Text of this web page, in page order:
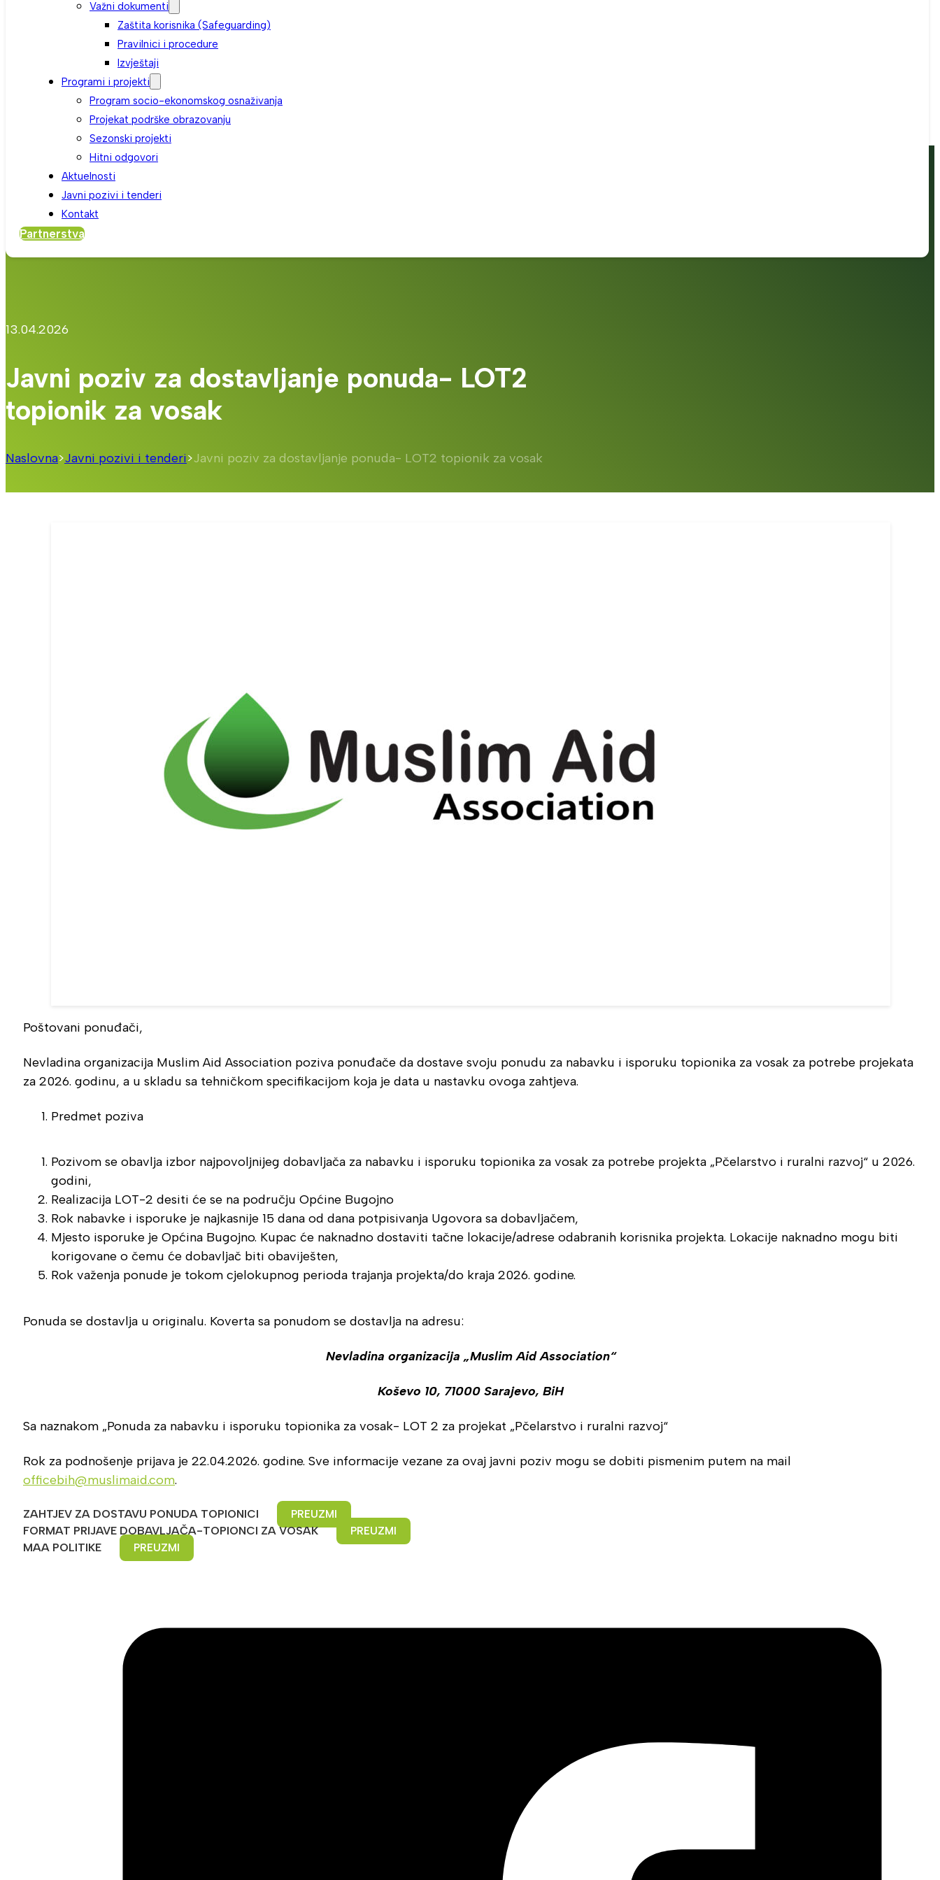
Važni dokumenti
Zaštita korisnika (Safeguarding)
Pravilnici i procedure
Izvještaji
Programi i projekti
Program socio-ekonomskog osnaživanja
Projekat podrške obrazovanju
Sezonski projekti
Hitni odgovori
Aktuelnosti
Javni pozivi i tenderi
Kontakt
Partnerstva
13.04.2026
Javni poziv za dostavljanje ponuda- LOT2
topionik za vosak
Naslovna>Javni pozivi i tenderi>Javni poziv za dostavljanje ponuda- LOT2 topionik za vosak
Poštovani ponuđači,
Nevladina organizacija Muslim Aid Association poziva ponuđače da dostave svoju ponudu za nabavku i isporuku topionika za vosak za potrebe projekata
za 2026. godinu, a u skladu sa tehničkom specifikacijom koja je data u nastavku ovoga zahtjeva.
Predmet poziva
Pozivom se obavlja izbor najpovoljnijeg dobavljača za nabavku i isporuku topionika za vosak za potrebe projekta „Pčelarstvo i ruralni razvoj“ u 2026.
godini,
Realizacija LOT-2 desiti će se na području Općine Bugojno
Rok nabavke i isporuke je najkasnije 15 dana od dana potpisivanja Ugovora sa dobavljačem,
Mjesto isporuke je Općina Bugojno. Kupac će naknadno dostaviti tačne lokacije/adrese odabranih korisnika projekta. Lokacije naknadno mogu biti
korigovane o čemu će dobavljač biti obaviješten,
Rok važenja ponude je tokom cjelokupnog perioda trajanja projekta/do kraja 2026. godine.
Ponuda se dostavlja u originalu. Koverta sa ponudom se dostavlja na adresu:
Nevladina organizacija „Muslim Aid Association“
Koševo 10, 71000 Sarajevo, BiH
Sa naznakom „Ponuda za nabavku i isporuku topionika za vosak- LOT 2 za projekat „Pčelarstvo i ruralni razvoj“
Rok za podnošenje prijava je 22.04.2026. godine. Sve informacije vezane za ovaj javni poziv mogu se dobiti pismenim putem na mail
officebih@muslimaid.com.
ZAHTJEV ZA DOSTAVU PONUDA TOPIONICI PREUZMI
FORMAT PRIJAVE DOBAVLJAČA-TOPIONCI ZA VOSAK PREUZMI
MAA POLITIKE PREUZMI